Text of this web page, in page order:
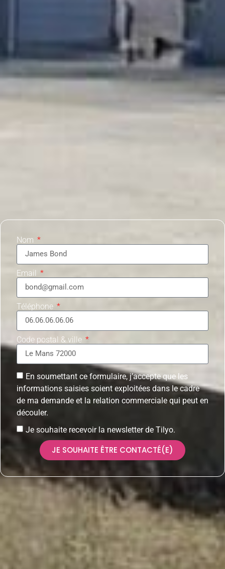
Nom
Email
Téléphone
Code postal & ville
En soumettant ce formulaire, j’accepte que les
informations saisies soient exploitées dans le cadre
de ma demande et la relation commerciale qui peut en
découler.
Je souhaite recevoir la newsletter de Tilyo.
JE SOUHAITE ÊTRE CONTACTÉ(E)